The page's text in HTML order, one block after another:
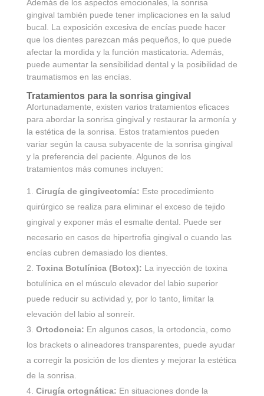
Además de los aspectos emocionales, la sonrisa
gingival también puede tener implicaciones en la salud
bucal. La exposición excesiva de encías puede hacer
que los dientes parezcan más pequeños, lo que puede
afectar la mordida y la función masticatoria. Además,
puede aumentar la sensibilidad dental y la posibilidad de
traumatismos en las encías.
Tratamientos para la sonrisa gingival
Afortunadamente, existen varios tratamientos eficaces
para abordar la sonrisa gingival y restaurar la armonía y
la estética de la sonrisa. Estos tratamientos pueden
variar según la causa subyacente de la sonrisa gingival
y la preferencia del paciente. Algunos de los
tratamientos más comunes incluyen:
Cirugía de gingivectomía: Este procedimiento
quirúrgico se realiza para eliminar el exceso de tejido
gingival y exponer más el esmalte dental. Puede ser
necesario en casos de hipertrofia gingival o cuando las
encías cubren demasiado los dientes.
Toxina Botulínica (Botox): La inyección de toxina
botulínica en el músculo elevador del labio superior
puede reducir su actividad y, por lo tanto, limitar la
elevación del labio al sonreír.
Ortodoncia: En algunos casos, la ortodoncia, como
los brackets o alineadores transparentes, puede ayudar
a corregir la posición de los dientes y mejorar la estética
de la sonrisa.
Cirugía ortognática: En situaciones donde la